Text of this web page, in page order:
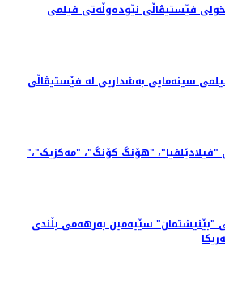
فێستیڤاڵی نێودەوڵەتی فیلمی
سینەمایی بەشداریی لە فێستیڤاڵی
"زاڵاوا" لە فێستیڤاڵەکانی "فیلادێلفیا"، "هۆنگ کۆنگ"، "مەکزیک"،
"بێنیشتمان" سێیەمین بەرهەمی بڵندی